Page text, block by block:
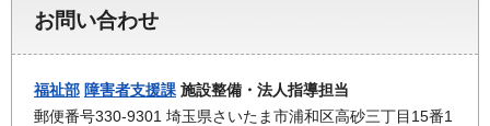
お問い合わせ
福祉部 障害者支援課 施設整備・法人指導担当
郵便番号330-9301 埼玉県さいたま市浦和区高砂三丁目15番1